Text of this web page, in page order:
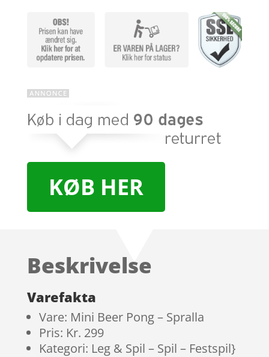
KØB HER
Beskrivelse
Varefakta
Vare: Mini Beer Pong – Spralla
Pris: Kr. 299
Kategori: Leg & Spil – Spil – Festspil}